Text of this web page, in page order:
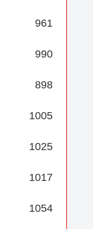
961
990
898
1005
1025
1017
1054